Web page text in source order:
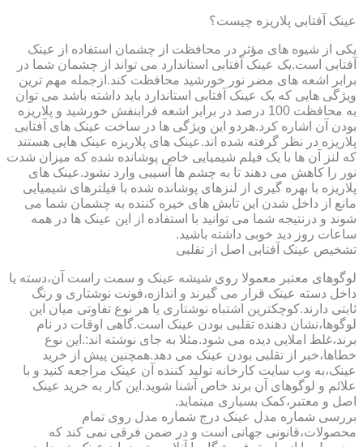
عینک آفتابی پلاریزه چیست؟
یکی از شیوه های مؤثر در محافظت از چشمان استفاده از عینک
آفتابی است.یک عینک آفتابی استاندارد می تواند از چشمان شما در
برابر اشعه های مضر نور خورشید محافظت کند.ازجمله مهم ترین
ویژگی هایی که یک عینک آفتابی استاندارد باید داشته باشد می توان
به محافظت 100 درصد در برابر اشعه فرابنفش خورشید و پلاریزه
بودن آن اشاره کرد.هردو این ویژگی ها در ساخت عینک های آفتابی
پلاریزه در نظر گرفته شده اند.عینک های پلاریزه عینک هایی هستند
که لنز آن ها با یک فیلم شیمیایی خاص پوشانده شده که میزان شدت
نور را کاهش می دهند تا به چشم ها آسیبی وارد نشود.عینک های
پلاریزه با بهره گیری از لنزهای پوشانده شده با فیلترهای شیمیایی
مانع از داخل شدن این تابش های خیره کننده به چشمان شما می
شوند و درنتیجه شما می توانید با استفاده از این عینک ها در همه
ساعات روز دید خوبی داشته باشید.
تشخیص عینک آفتابی اصل از تقلبی
لوگوهای معتبر معمولا روی شیشه عینک و سمت راست آن،دسته یا
داخل دسته عینک قرار می گیرند و اندازه،فونت نوشتاری و رنگ
ثابتی دارند.کوچکترین اشتباه نوشتاری یا هر نوع تفاوتی میان این
لوگوها،نشان دهنده تقلبی بودن عینک است.گاهی اوقات در نام
برند،غلط املایی دیده می شود.مثلا به جای نوشته اند:.این نوع
خطاها،خبر از تقلبی بودن عینک می دهد.همچنین پیش از خرید
عینک،به وب سایت کارخانه تولید کننده آن عینک مراجعه کنید و با
علائم و لوگوهای آن برند خاص آشنا شوید.این کار به خرید عینک
اصل و معتبر،کمک بسیاری مینماید.
بررسی شماره مدل عینک درج شماره مدل روی تمام
محصولات،قانونی جهانی است و در ضمن فرقی نمی کند که